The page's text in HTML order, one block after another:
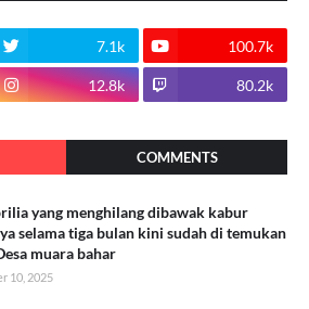
7.1k 100.7k
12.8k 80.2k
COMMENTS
yang menghilang dibawak kabur
selama tiga bulan kini sudah di temukan
muara bahar
10, 2025